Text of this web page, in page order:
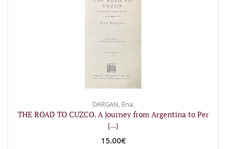
DARGAN, Ena.
THE ROAD TO CUZCO. A journey from Argentina to Per
[...]
15.00€